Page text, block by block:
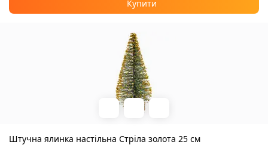
Купити
Штучна ялинка настільна Стріла золота 25 см